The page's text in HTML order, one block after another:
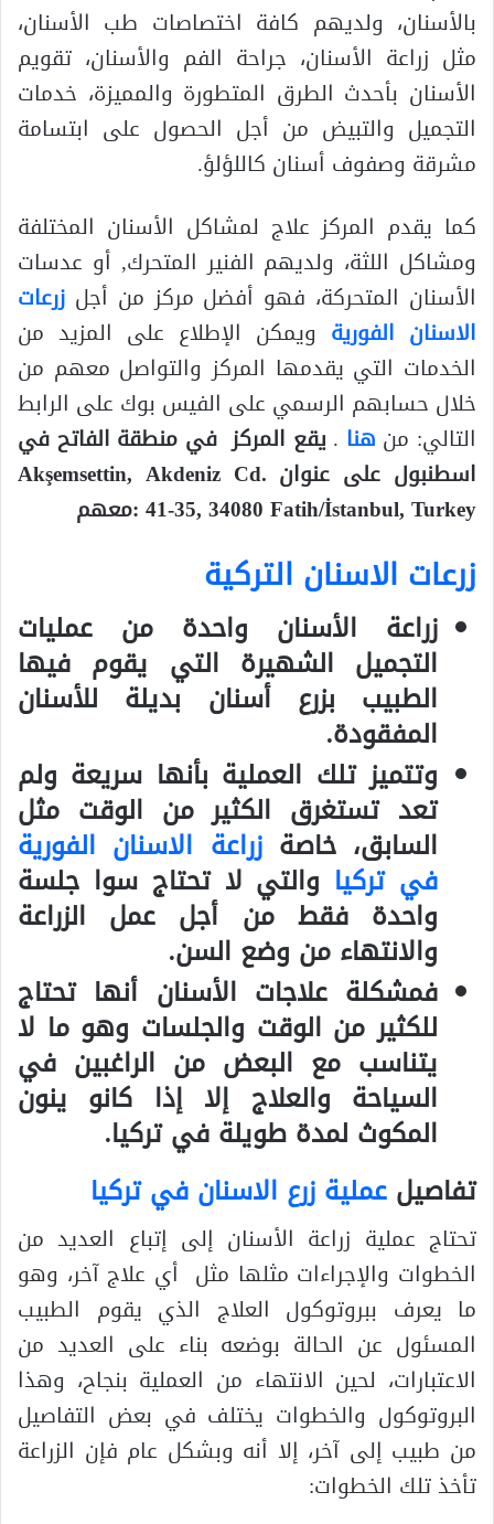
بالأسنان، ولديهم كافة اختصاصات طب الأسنان،
مثل زراعة الأسنان، جراحة الفم والأسنان، تقويم
الأسنان بأحدث الطرق المتطورة والمميزة، خدمات
التجميل والتبيض من أجل الحصول على ابتسامة
مشرقة وصفوف أسنان كاللؤلؤ.
كما يقدم المركز علاج لمشاكل الأسنان المختلفة
ومشاكل اللثة، ولديهم الفنير المتحرك, أو عدسات
الأسنان المتحركة، فهو أفضل مركز من أجل زرعات
الاسنان الفورية ويمكن الإطلاع على المزيد من
الخدمات التي يقدمها المركز والتواصل معهم من
خلال حسابهم الرسمي على الفيس بوك على الرابط
التالي: من هنا .يقع المركز في منطقة الفاتح في
اسطنبول على عنوان Akşemsettin, Akdeniz Cd.
41-35, 34080 Fatih/İstanbul, Turkey :معهم
زرعات الاسنان التركية
زراعة الأسنان واحدة من عمليات
التجميل الشهيرة التي يقوم فيها
الطبيب بزرع أسنان بديلة للأسنان
المفقودة.
وتتميز تلك العملية بأنها سريعة ولم
تعد تستغرق الكثير من الوقت مثل
السابق، خاصةزراعة الاسنان الفورية
في تركيا والتي لا تحتاج سوا جلسة
واحدة فقط من أجل عمل الزراعة
والانتهاء من وضع السن.
فمشكلة علاجات الأسنان أنها تحتاج
للكثير من الوقت والجلسات وهو ما لا
يتناسب مع البعض من الراغبين في
السياحة والعلاج إلا إذا كانو ينون
المكوث لمدة طويلة في تركيا.
تفاصيل عملية زرع الاسنان في تركيا
تحتاج عملية زراعة الأسنان إلى إتباع العديد من
الخطوات والإجراءات مثلها مثل أي علاج آخر، وهو
ما يعرف ببروتوكول العلاج الذي يقوم الطبيب
المسئول عن الحالة بوضعه بناء على العديد من
الاعتبارات، لحين الانتهاء من العملية بنجاح، وهذا
البروتوكول والخطوات يختلف في بعض التفاصيل
من طبيب إلى آخر، إلا أنه وبشكل عام فإن الزراعة
تأخذ تلك الخطوات: